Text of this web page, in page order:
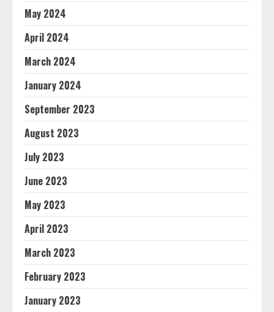
May 2024
April 2024
March 2024
January 2024
September 2023
August 2023
July 2023
June 2023
May 2023
April 2023
March 2023
February 2023
January 2023